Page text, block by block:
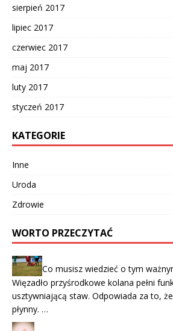
sierpień 2017
lipiec 2017
czerwiec 2017
maj 2017
luty 2017
styczeń 2017
KATEGORIE
Inne
Uroda
Zdrowie
WORTO PRZECZYTAĆ
Co musisz wiedzieć o tym
Więzadło przyśrodkowe kolana pełni
usztywniającą staw. Odpowiada za to,
płynny. …